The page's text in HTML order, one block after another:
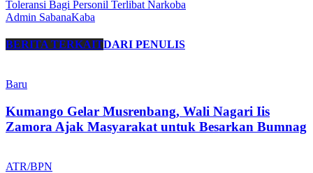
Toleransi Bagi Personil Terlibat Narkoba
Admin SabanaKaba
BERITA TERKAITDARI PENULIS
Baru
Kumango Gelar Musrenbang, Wali Nagari Iis
Zamora Ajak Masyarakat untuk Besarkan Bumnag
ATR/BPN